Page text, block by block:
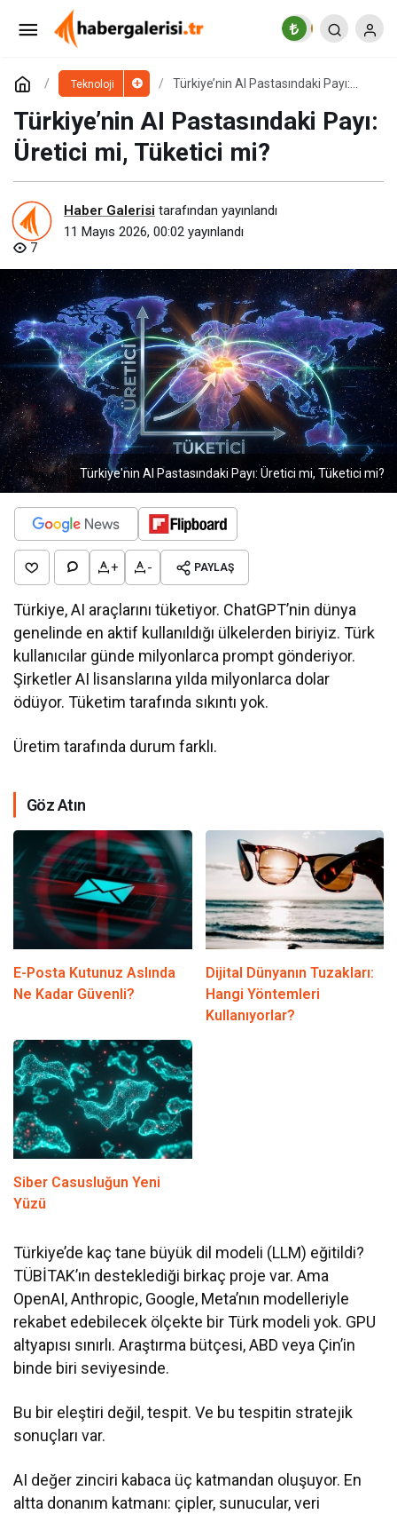
Teknoloji
Türkiye’nin AI Pastasındaki Payı:
Türkiye’nin AI Pastasındaki Payı:
Üretici mi, Tüketici mi?
Haber Galerisi tarafından yayınlandı
11 Mayıs 2026, 00:02 yayınlandı
7
Türkiye'nin AI Pastasındaki Payı: Üretici mi, Tüketici mi?
+ - PAYLAŞ
Türkiye, AI araçlarını tüketiyor. ChatGPT’nin dünya
genelinde en aktif kullanıldığı ülkelerden biriyiz. Türk
kullanıcılar günde milyonlarca prompt gönderiyor.
Şirketler AI lisanslarına yılda milyonlarca dolar
ödüyor. Tüketim tarafında sıkıntı yok.
Üretim tarafında durum farklı.
Göz Atın
E-Posta Kutunuz Aslında
Ne Kadar Güvenli?
Dijital Dünyanın Tuzakları:
Hangi Yöntemleri
Kullanıyorlar?
Siber Casusluğun Yeni
Yüzü
Türkiye’de kaç tane büyük dil modeli (LLM) eğitildi?
TÜBİTAK’ın desteklediği birkaç proje var. Ama
OpenAI, Anthropic, Google, Meta’nın modelleriyle
rekabet edebilecek ölçekte bir Türk modeli yok. GPU
altyapısı sınırlı. Araştırma bütçesi, ABD veya Çin’in
binde biri seviyesinde.
Bu bir eleştiri değil, tespit. Ve bu tespitin stratejik
sonuçları var.
AI değer zinciri kabaca üç katmandan oluşuyor. En
altta donanım katmanı: çipler, sunucular, veri
“Kırmızı Kraliçe” Yarışı Başladı!
Yorum Yap Paylaş